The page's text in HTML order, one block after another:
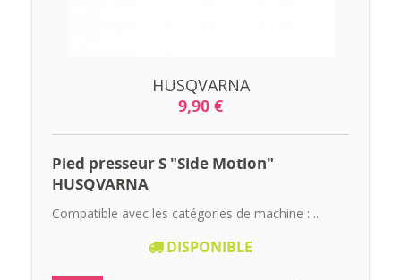
HUSQVARNA
9,90 €
Pied presseur S "Side Motion"
HUSQVARNA
Compatible avec les catégories de machine : ...
DISPONIBLE